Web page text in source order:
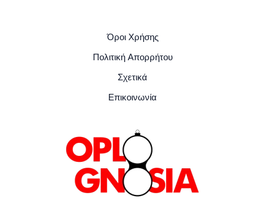
Όροι Χρήσης
Πολιτική Απορρήτου
Σχετικά
Επικοινωνία